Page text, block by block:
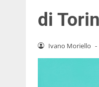
di
Ivano Moriello -